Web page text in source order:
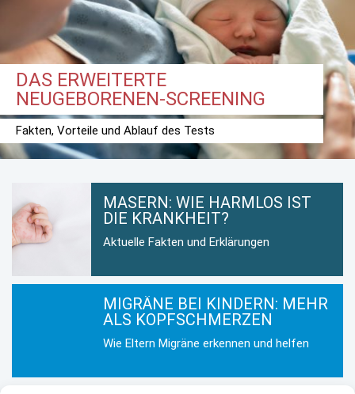
DAS ERWEITERTE
NEUGEBORENEN-SCREENING
Fakten, Vorteile und Ablauf des Tests
MASERN: WIE HARMLOS IST
DIE KRANKHEIT?
Aktuelle Fakten und Erklärungen
MIGRÄNE BEI KINDERN: MEHR
ALS KOPFSCHMERZEN
Wie Eltern Migräne erkennen und helfen